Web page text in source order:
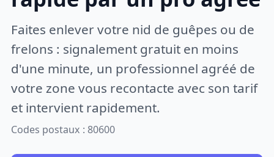
Faites enlever votre nid de guêpes ou de
frelons : signalement gratuit en moins
d'une minute, un professionnel agréé de
votre zone vous recontacte avec son tarif
et intervient rapidement.
Codes postaux : 80600